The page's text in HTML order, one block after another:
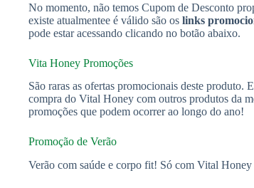
No momento, não temos Cupom de Desconto
existe atualmentee é válido são os links
pode estar acessando clicando no botão abaixo.
Vita Honey Promoções
São raras as ofertas promocionais deste produto.
compra do Vital Honey com outros produtos da
promoções que podem ocorrer ao longo do ano!
Promoção de Verão
Verão com saúde e corpo fit! Só com Vital